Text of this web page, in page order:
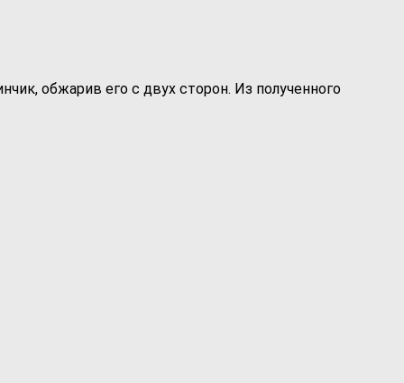
обжарив его с двух сторон. Из полученного